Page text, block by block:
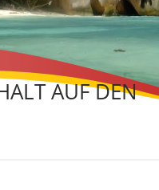
AUF DEN